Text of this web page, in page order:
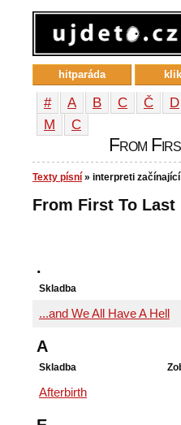
# A B C Č D
М
С
From
Texty písní » interpreti
From First To
.
Skladba
...and We All Have A Hell
A
Skladba
Afterbirth
hitparáda